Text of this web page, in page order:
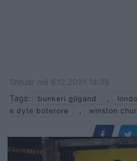
Shtuar më 6.12.2021 14:39
Tags:
bunkeri gjigand ,
e dyte boterore
, winston